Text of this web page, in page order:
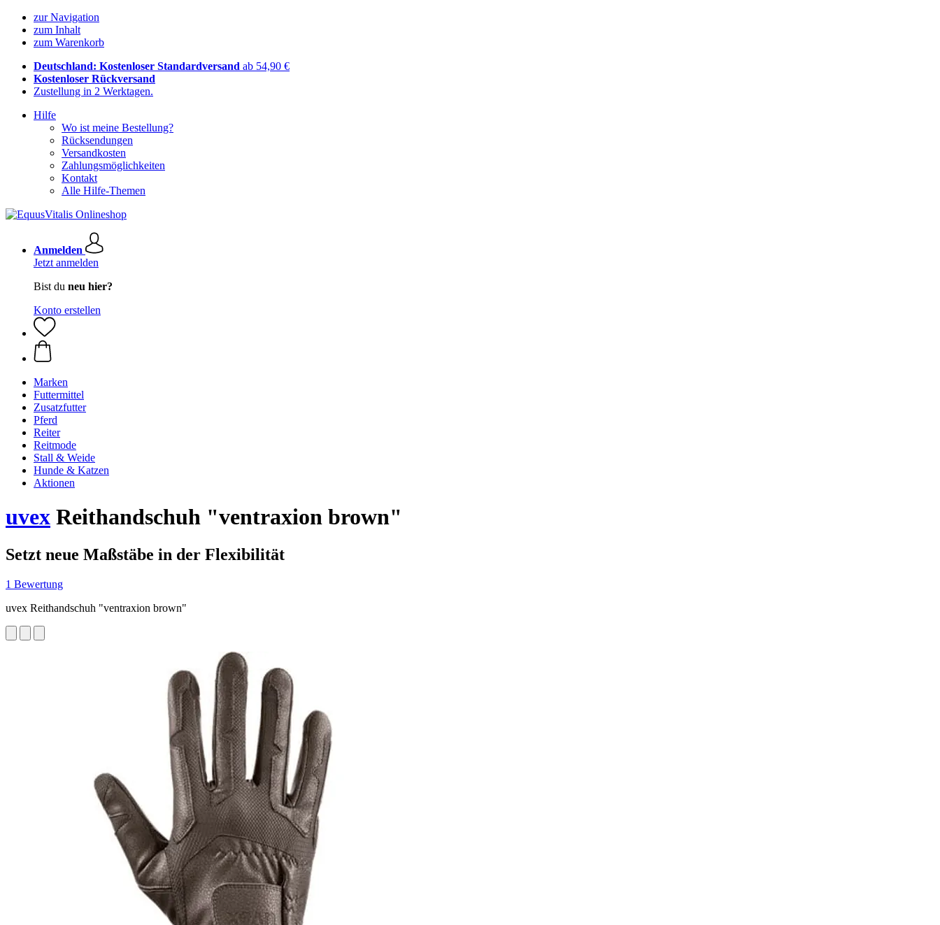
zur Navigation
zum Inhalt
zum Warenkorb
Deutschland: Kostenloser Standardversand ab 54,90 €
Kostenloser Rückversand
Zustellung in 2 Werktagen.
Hilfe
Wo ist meine Bestellung?
Rücksendungen
Versandkosten
Zahlungsmöglichkeiten
Kontakt
Alle Hilfe-Themen
Anmelden
Jetzt anmelden
Bist du neu hier?
Konto erstellen
Marken
Futtermittel
Zusatzfutter
Pferd
Reiter
Reitmode
Stall & Weide
Hunde & Katzen
Aktionen
uvex Reithandschuh "ventraxion brown"
Setzt neue Maßstäbe in der Flexibilität
1 Bewertung
uvex Reithandschuh "ventraxion brown"